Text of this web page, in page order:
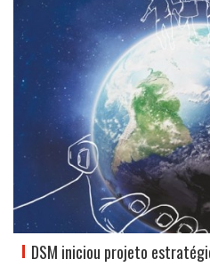
DSM iniciou projeto